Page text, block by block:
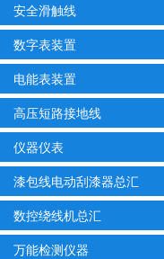
安全滑触线
数字表装置
电能表装置
高压短路接地线
仪器仪表
漆包线电动刮漆器总汇
数控绕线机总汇
万能检测仪器